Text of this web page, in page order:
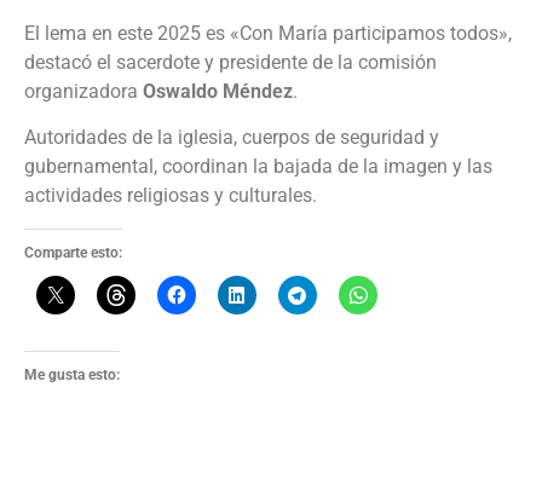
El lema en este 2025 es «Con María participamos todos»,
destacó el sacerdote y presidente de la comisión
organizadora Oswaldo Méndez.
Autoridades de la iglesia, cuerpos de seguridad y
gubernamental, coordinan la bajada de la imagen y las
actividades religiosas y culturales.
Comparte esto:
Me gusta esto: